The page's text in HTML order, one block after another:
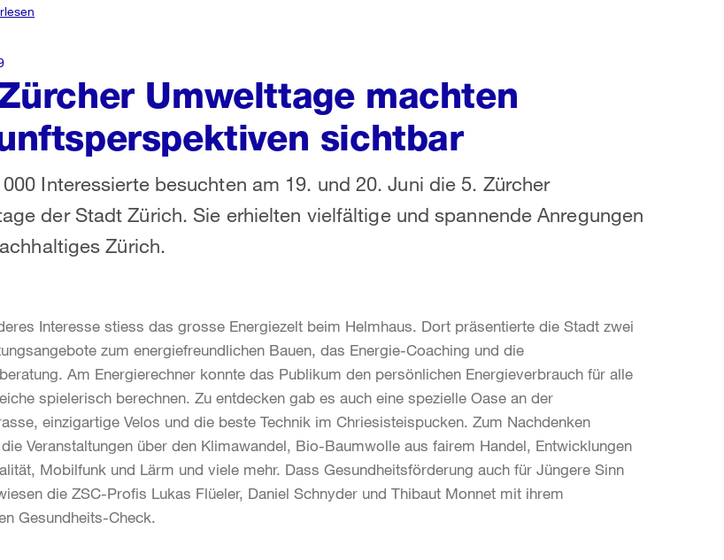
Umwelttage machten
sichtbar
Interessierte besuchten am 19. und 20. Juni die 5. Zürcher
der Stadt Zürich. Sie erhielten vielfältige und spannende Anregungen
Zürich.
Interesse stiess das grosse Energiezelt beim Helmhaus. Dort präsentierte die Stadt zwei
zum energiefreundlichen Bauen, das Energie-Coaching und die
Am Energierechner konnte das Publikum den persönlichen Energieverbrauch für alle
spielerisch berechnen. Zu entdecken gab es auch eine spezielle Oase an der
einzigartige Velos und die beste Technik im Chriesisteispucken. Zum Nachdenken
Veranstaltungen über den Klimawandel, Bio-Baumwolle aus fairem Handel, Entwicklungen
Mobilfunk und Lärm und viele mehr. Dass Gesundheitsförderung auch für Jüngere Sinn
die ZSC-Profis Lukas Flüeler, Daniel Schnyder und Thibaut Monnet mit ihrem
Gesundheits-Check.